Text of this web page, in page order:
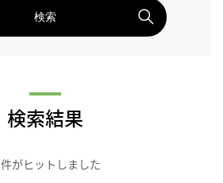
検索
検索結果
件がヒットしました